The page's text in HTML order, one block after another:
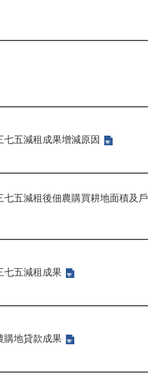
五減租成果增減原因
五減租後佃農購買耕地面積及戶
七五減租成果
購地貸款成果